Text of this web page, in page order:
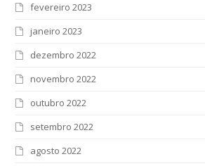
fevereiro 2023
janeiro 2023
dezembro 2022
novembro 2022
outubro 2022
setembro 2022
agosto 2022